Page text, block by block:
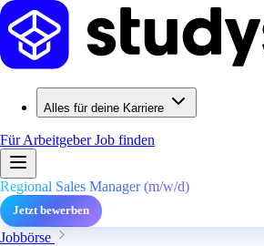
Alles für deine Karriere
Für ArbeitgeberJob finden
Regional Sales Manager (m/w/d)
Jetzt bewerben
Jobbörse